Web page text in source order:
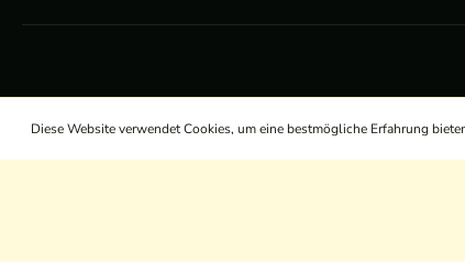
Diese Website verwendet Cookies, um eine bestmögliche Erfahrung